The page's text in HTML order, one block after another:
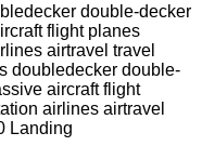
double-decker
flight planes
airtravel travel
doubledecker double-
aircraft flight
airlines airtravel
Landing